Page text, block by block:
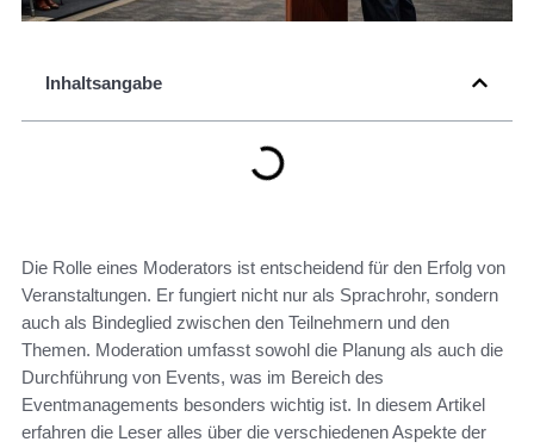
Inhaltsangabe
Die Rolle eines Moderators ist entscheidend für den Erfolg von
Veranstaltungen. Er fungiert nicht nur als Sprachrohr, sondern
auch als Bindeglied zwischen den Teilnehmern und den
Themen. Moderation umfasst sowohl die Planung als auch die
Durchführung von Events, was im Bereich des
Eventmanagements besonders wichtig ist. In diesem Artikel
erfahren die Leser alles über die verschiedenen Aspekte der